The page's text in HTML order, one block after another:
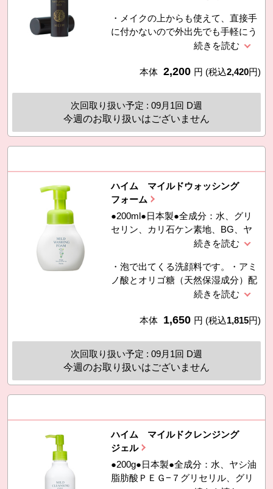
油、トコフェロール
・メイクの上からも使えて、直接手
に付かないので外出先でも手軽にう
るおいケアできます。・植物性スク
オ脂、トコフェロールなど、保湿効
合したスティックタイプ美容液で
す。・オレンジの香り。（オレンジ
油由来）
本体 2,200 円 (税込2,420円)
次回取り扱い予定 : 09月1回 D週
今週のお取り扱いはございません
ハイム マイルドウォッシング
フォーム
●200ml●日本製●全成分：水、グリ
セリン、カリ石ケン素地、BG、ヤ
シ脂肪酸アルギニン、ペンチレング
リスチン酸K、ココイルメチルタウ
リンＮａ、ＰＥＧ−６０水添ヒマシ
油、ベタイン、α−グルカンオリゴサ
リチルリチン酸２Ｋ、キラヤ樹皮エ
ジ果皮油、パルマローザ油、ベルガ
モット果実油、ニオイテンジクアオ
・泡で出てくる洗顔料です。・アミ
ノ酸とオリゴ糖（天然保湿成分）配
合で、洗い上がりのつっぱり感を軽
れます。・グリチルリチン酸ジカリ
お肌を健やかに整えます。・防腐剤
（パラベン・フェノキシエタノー
ル）、アルコール不使用。・さわや
かなシトラスハーブの香り（オレン
本体 1,650 円 (税込1,815円)
次回取り扱い予定 : 09月1回 D週
今週のお取り扱いはございません
ハイム マイルドクレンジング
ジェル
●200g●日本製●全成分：水、ヤシ油
脂肪酸ＰＥＧ−７グリセリル、グリ